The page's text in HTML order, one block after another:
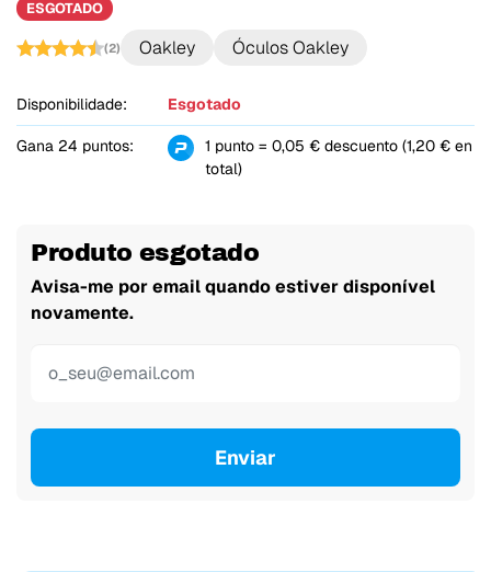
ESGOTADO
(2) Oakley Óculos Oakley
Disponibilidade: Esgotado
Gana 24 puntos:
1 punto = 0,05 € descuento (1,20 € en
total)
Produto esgotado
Avisa-me por email quando estiver disponível
novamente.
Enviar